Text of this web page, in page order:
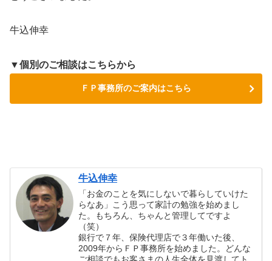
牛込伸幸
▼個別のご相談はこちらから
ＦＰ事務所のご案内はこちら
牛込伸幸
「お金のことを気にしないで暮らしていけた
らなあ」こう思って家計の勉強を始めまし
た。もちろん、ちゃんと管理してですよ
（笑）
銀行で７年、保険代理店で３年働いた後、
2009年からＦＰ事務所を始めました。どんな